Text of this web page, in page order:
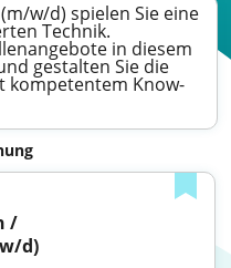
w/d) spielen Sie eine
Technik.
in diesem
gestalten Sie die
kompetentem Know-
/
d)